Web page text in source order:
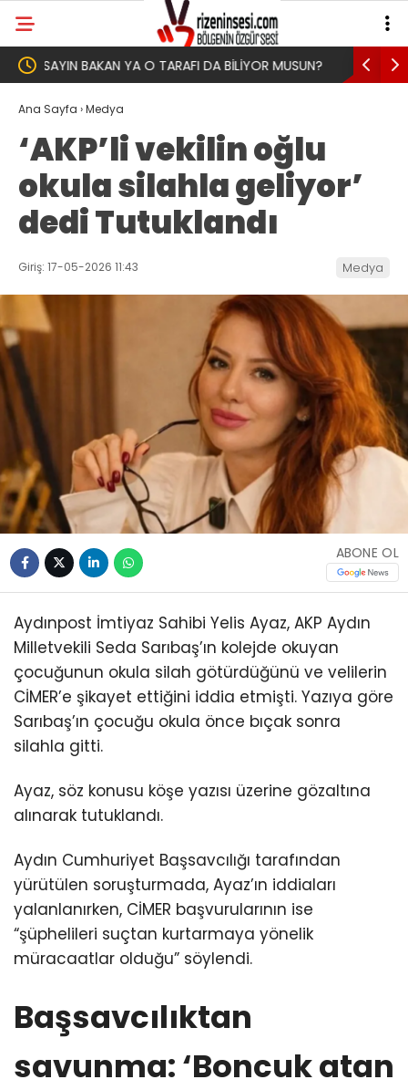
Yeni Parti İktidar Yolculuğuna Erdoğan’ın
Memleketi Rize’den Başladı
Genel
Ana Sayfa ›Medya
‘AKP’li vekilin oğlu
okula silahla geliyor’
dedi Tutuklandı
Giriş: 17-05-2026 11:43 Medya
ABONE OL
Aydınpost İmtiyaz Sahibi Yelis Ayaz, AKP Aydın
Milletvekili Seda Sarıbaş’ın kolejde okuyan
çocuğunun okula silah götürdüğünü ve velilerin
CİMER’e şikayet ettiğini iddia etmişti. Yazıya göre
Sarıbaş’ın çocuğu okula önce bıçak sonra
silahla gitti.
Ayaz, söz konusu köşe yazısı üzerine gözaltına
alınarak tutuklandı.
Aydın Cumhuriyet Başsavcılığı tarafından
yürütülen soruşturmada, Ayaz’ın iddiaları
yalanlanırken, CİMER başvurularının ise
“şüphelileri suçtan kurtarmaya yönelik
müracaatlar olduğu” söylendi.
Başsavcılıktan
savunma: ‘Boncuk atan